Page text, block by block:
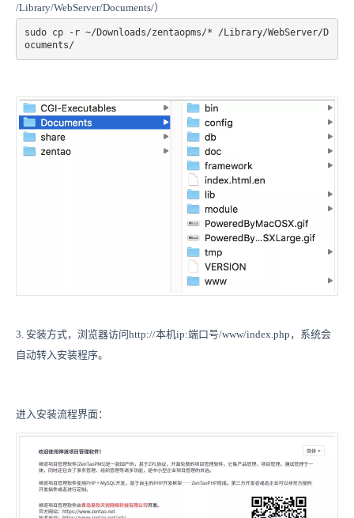
/Library/WebServer/Documents/）
sudo cp -r ~/Downloads/zentaopms/* /Library/WebServer/D
ocuments/
3. 安装方式，浏览器访问http://本机ip:端口号/www/index.php，系统会
自动转入安装程序。
进入安装流程界面：